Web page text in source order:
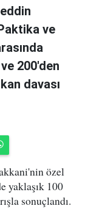
ve
200'den
davası
özel
yaklaşık 100
sonuçlandı.